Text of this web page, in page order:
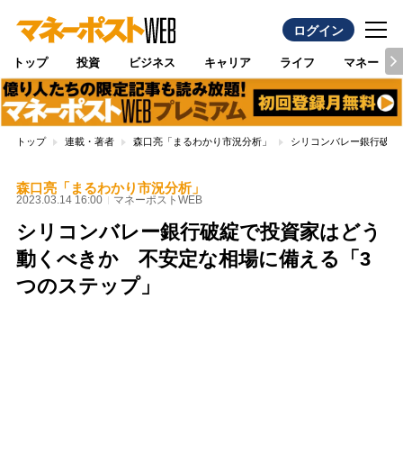
ログイン
トップ 投資 ビジネス キャリア ライフ マネー
トップ 連載・著者 森口亮「まるわかり市況分析」 シリコンバレー銀行破
森口亮「まるわかり市況分析」
2023.03.14 16:00 マネーポストWEB
シリコンバレー銀行破綻で投資家はどう
動くべきか 不安定な相場に備える「3
つのステップ」